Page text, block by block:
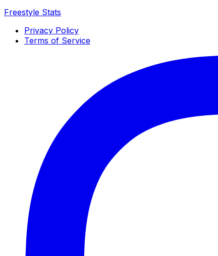
Freestyle Stats
Privacy Policy
Terms of Service